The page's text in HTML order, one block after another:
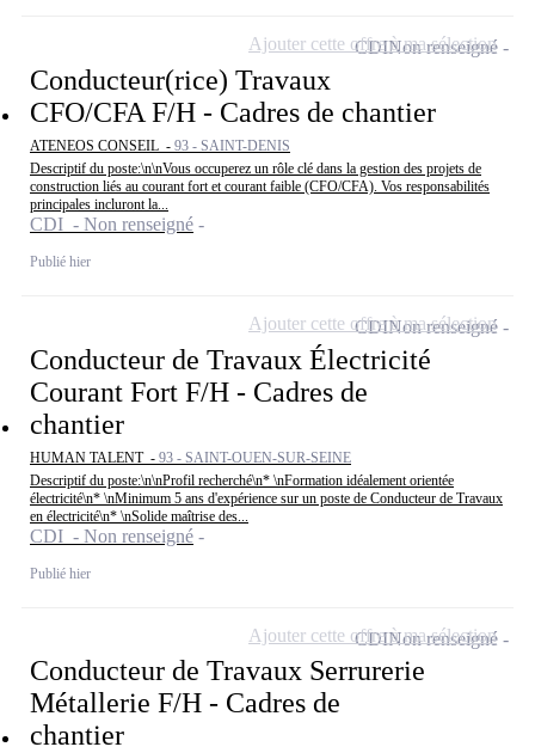
Conducteur(rice) Travaux
CFO/CFA F/H - Cadres de chantier
ATENEOS CONSEIL - 93 - SAINT-DENIS
Descriptif du poste:\n\nVous occuperez un rôle clé dans la gestion des projets de
construction liés au courant fort et courant faible (CFO/CFA). Vos responsabilités
principales incluront la...
CDI - Non renseigné
Publié hier
CDINon renseigné
Ajouter cette offre à ma sélection
Conducteur de Travaux Électricité
Courant Fort F/H - Cadres de
chantier
HUMAN TALENT - 93 - SAINT-OUEN-SUR-SEINE
Descriptif du poste:\n\nProfil recherché\n* \nFormation idéalement orientée
électricité\n* \nMinimum 5 ans d'expérience sur un poste de Conducteur de Travaux
en électricité\n* \nSolide maîtrise des...
CDI - Non renseigné
Publié hier
CDINon renseigné
Ajouter cette offre à ma sélection
Conducteur de Travaux Serrurerie
Métallerie F/H - Cadres de
chantier
CDINon renseigné
Ajouter cette offre à ma sélection